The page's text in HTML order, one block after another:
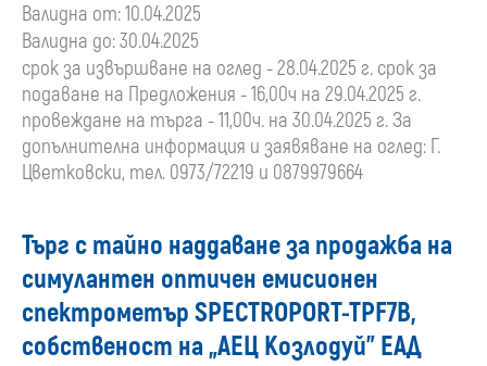
Валидна от: 10.04.2025
Валидна до: 30.04.2025
срок за извършване на оглед - 28.04.2025 г. срок за
подаване на Предложения - 16,00ч на 29.04.2025 г.
провеждане на търга - 11,00ч. на 30.04.2025 г. За
допълнителна информация и заявяване на оглед: Г.
Цветковски, тел. 0973/72219 и 0879979664
Търг с тайно наддаване за продажба на
симулантен оптичен емисионен
спектрометър SPECTROPORT-TPF7B,
собственост на „АЕЦ Козлодуй” ЕАД